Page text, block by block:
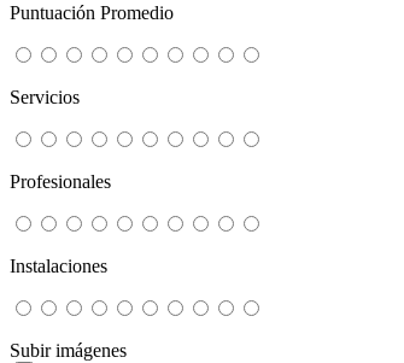
Puntuación Promedio
Servicios
Profesionales
Instalaciones
Subir imágenes